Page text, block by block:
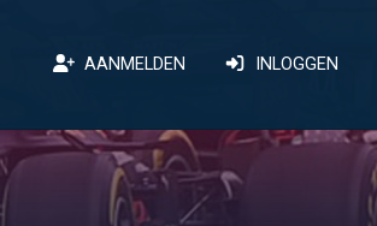
AANMELDEN INLOGGEN